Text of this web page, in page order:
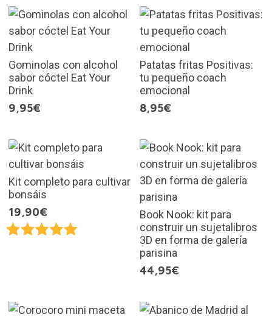
Gominolas con alcohol
sabor cóctel Eat Your
Drink
9,95€
Patatas fritas Positivas:
tu pequeño coach
emocional
8,95€
Kit completo para cultivar
bonsáis
19,90€
Book Nook: kit para
construir un sujetalibros
3D en forma de galería
parisina
44,95€